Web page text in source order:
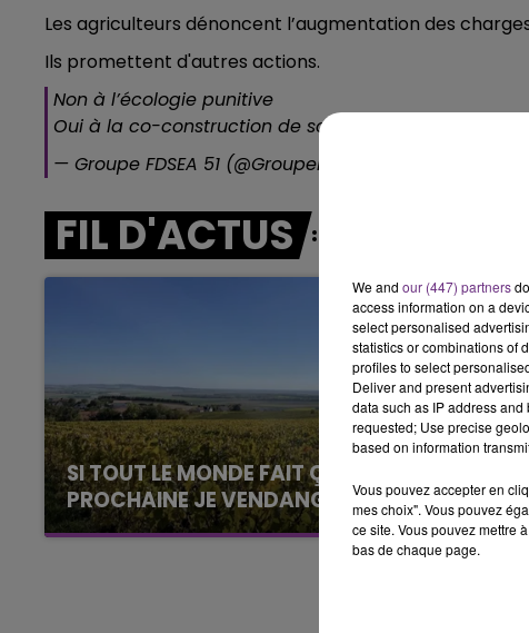
6h00 - 10h00
Les agriculteurs dénoncent l’augmentation des
Ils promettent d'autres actions.
Non à l’écologie punitive
Oui à la co-construction de solutions alternatives !
— Groupe FDSEA 51 (@GroupeFDSEA51)
FIL D'ACTUS
SI TOUT LE MONDE FAIT ÇA, MOI L'ANNÉE
PROCHAINE JE VENDANGE EN...
La vendange en Champagne a débuté ce jeudi
6 août dans la commune de Montgueux (Aube).
We and our (447) partners
access information on a
select personalised
statistics or combinations of
profiles to select
Deliver and present
data such as IP address
requested; Use precise
based on information
Vous pouvez accepter en
mes choix". Vous pouvez
ce site. Vous pouvez mettre
bas de chaque page.